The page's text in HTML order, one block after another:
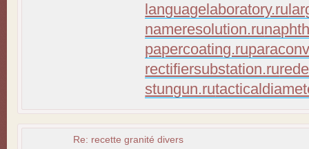
languagelaboratory.ru
nameresolution.ru
papercoating.ru
rectifiersubstation.ru
stungun.ru
Re: recette granité divers